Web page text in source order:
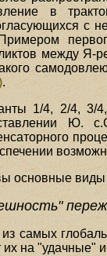
в
с
между Я-
.
1/4, 2/4, 3/
Ю.
основные
самых
их на "удачные"